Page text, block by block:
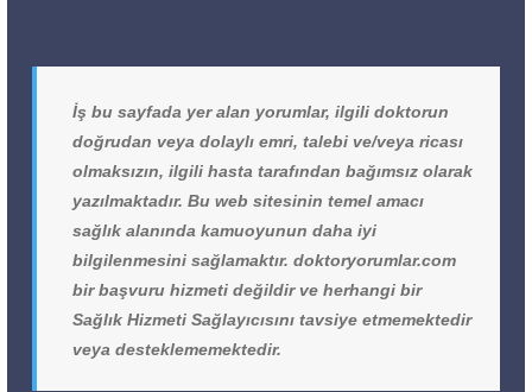
İş bu sayfada yer alan yorumlar, ilgili doktorun
doğrudan veya dolaylı emri, talebi ve/veya ricası
olmaksızın, ilgili hasta tarafından bağımsız olarak
yazılmaktadır. Bu web sitesinin temel amacı
sağlık alanında kamuoyunun daha iyi
bilgilenmesini sağlamaktır. doktoryorumlar.com
bir başvuru hizmeti değildir ve herhangi bir
Sağlık Hizmeti Sağlayıcısını tavsiye etmemektedir
veya desteklememektedir.